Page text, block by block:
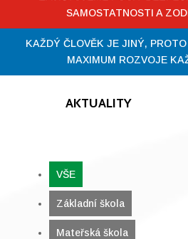
SAMOSTATNOSTI A
KAŽDÝ ČLOVĚK JE JINÝ,
MAXIMUM ROZVOJE
AKTUALITY
VŠE
Základní škola
Mateřská škola